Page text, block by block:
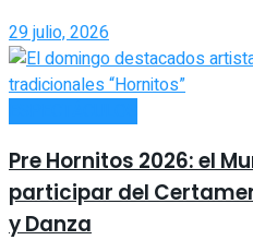
29 julio, 2026
Pre Hornitos 2026: el
participar del
y Danza